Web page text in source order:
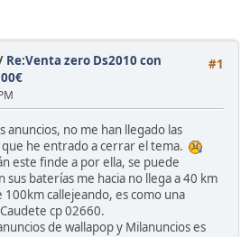
#1
Re:Venta zero Ds2010 con
anuncios, no me han llegado las
he entrado a cerrar el tema.
este finde a por ella, se puede
sus baterías me hacia no llega a 40 km
callejeando, es como una
cp 02660.
de wallapop y Milanuncios es